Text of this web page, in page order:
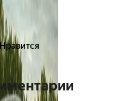
Нравится